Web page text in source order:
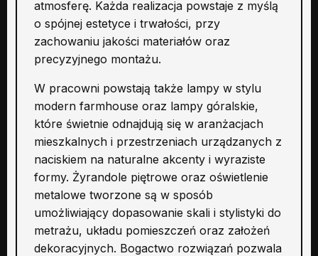
atmosferę. Każda realizacja powstaje z myślą
o spójnej estetyce i trwałości, przy
zachowaniu jakości materiałów oraz
precyzyjnego montażu.
W pracowni powstają także lampy w stylu
modern farmhouse oraz lampy góralskie,
które świetnie odnajdują się w aranżacjach
mieszkalnych i przestrzeniach urządzanych z
naciskiem na naturalne akcenty i wyraziste
formy. Żyrandole piętrowe oraz oświetlenie
metalowe tworzone są w sposób
umożliwiający dopasowanie skali i stylistyki do
metrażu, układu pomieszczeń oraz założeń
dekoracyjnych. Bogactwo rozwiązań pozwala